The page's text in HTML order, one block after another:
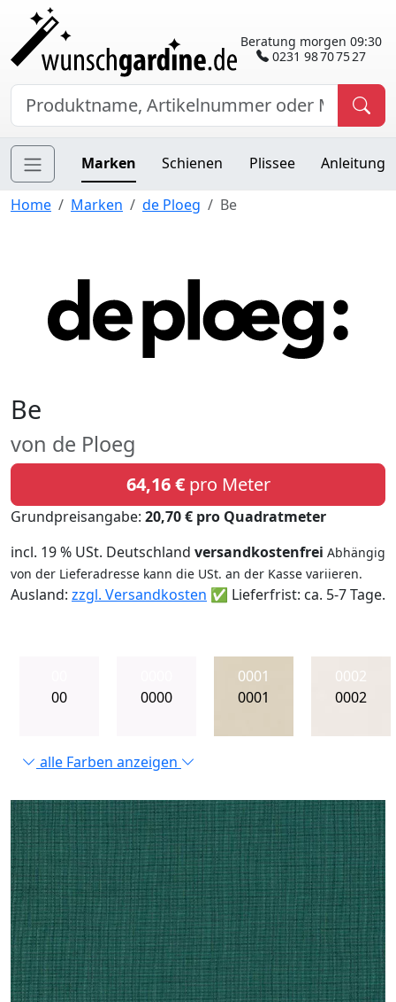
Beratung morgen 09:30
0231 98 70 75 27
Marken Schienen Plissee Anleitung
Home Marken de Ploeg Be
Be
von de Ploeg
64,16 €pro Meter
Grundpreisangabe: 20,70 € pro Quadratmeter
incl. 19 % USt. Deutschland versandkostenfrei Abhängig
von der Lieferadresse kann die USt. an der Kasse variieren.
Ausland: zzgl. Versandkosten ✅ Lieferfrist: ca. 5-7 Tage.
00
0000
0001
0001
0002
0002
alle Farben anzeigen